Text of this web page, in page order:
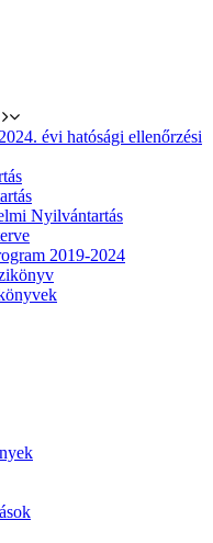
évi hatósági ellenőrzési
Nyilvántartás
2019-2024